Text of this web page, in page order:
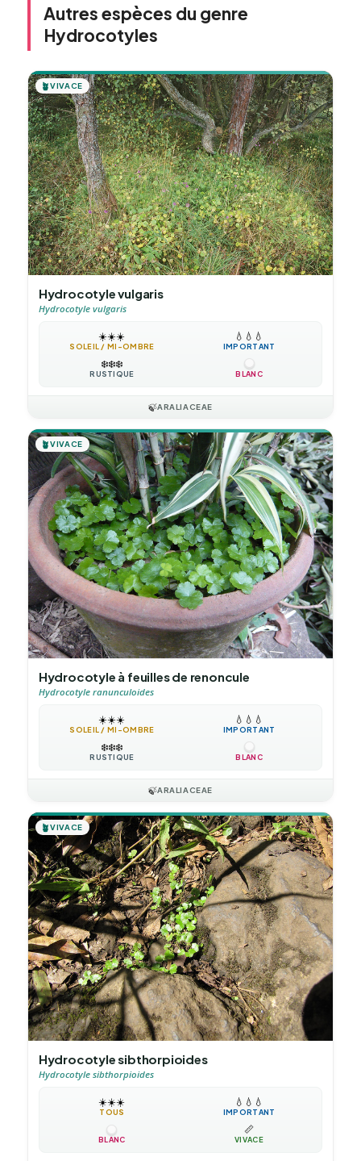
Autres espèces du genre
Hydrocotyles
🪴VIVACE
Hydrocotyle vulgaris
Hydrocotyle vulgaris
☀️☀️☀️
SOLEIL / MI-OMBRE
💧 💧 💧
IMPORTANT
❄️❄️❄️
RUSTIQUE BLANC
🍃ARALIACEAE
🪴VIVACE
Hydrocotyle à feuilles de renoncule
Hydrocotyle ranunculoides
☀️☀️☀️
SOLEIL / MI-OMBRE
💧 💧 💧
IMPORTANT
❄️❄️❄️
RUSTIQUE BLANC
🍃ARALIACEAE
🪴VIVACE
Hydrocotyle sibthorpioides
Hydrocotyle sibthorpioides
☀️☀️☀️
TOUS
💧 💧 💧
IMPORTANT
BLANC
📏
VIVACE